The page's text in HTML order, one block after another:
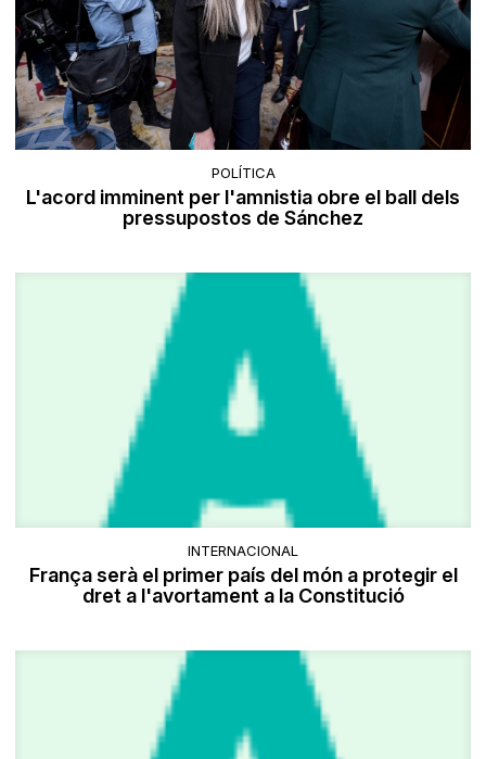
POLÍTICA
L'acord imminent per l'amnistia obre el ball dels
pressupostos de Sánchez
INTERNACIONAL
França serà el primer país del món a protegir el
dret a l'avortament a la Constitució